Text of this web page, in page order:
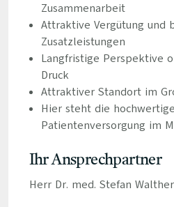
Zusammenarbeit
Attraktive Vergütung und
Zusatzleistungen
Langfristige Perspektive
Druck
Attraktiver Standort im
Hier steht die hochwertige
Patientenversorgung im
Ihr Ansprechpartner
Herr Dr. med. Stefan Walther